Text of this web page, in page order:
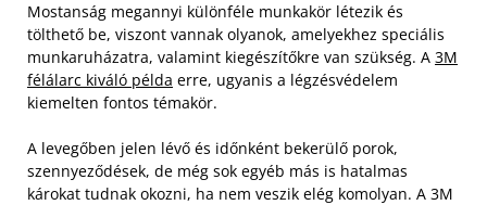
Mostanság megannyi különféle munkakör létezik és
tölthető be, viszont vannak olyanok, amelyekhez speciális
munkaruházatra, valamint kiegészítőkre van szükség. A 3M
félálarc kiváló példa erre, ugyanis a légzésvédelem
kiemelten fontos témakör.
A levegőben jelen lévő és időnként bekerülő porok,
szennyeződések, de még sok egyéb más is hatalmas
károkat tudnak okozni, ha nem veszik elég komolyan. A 3M